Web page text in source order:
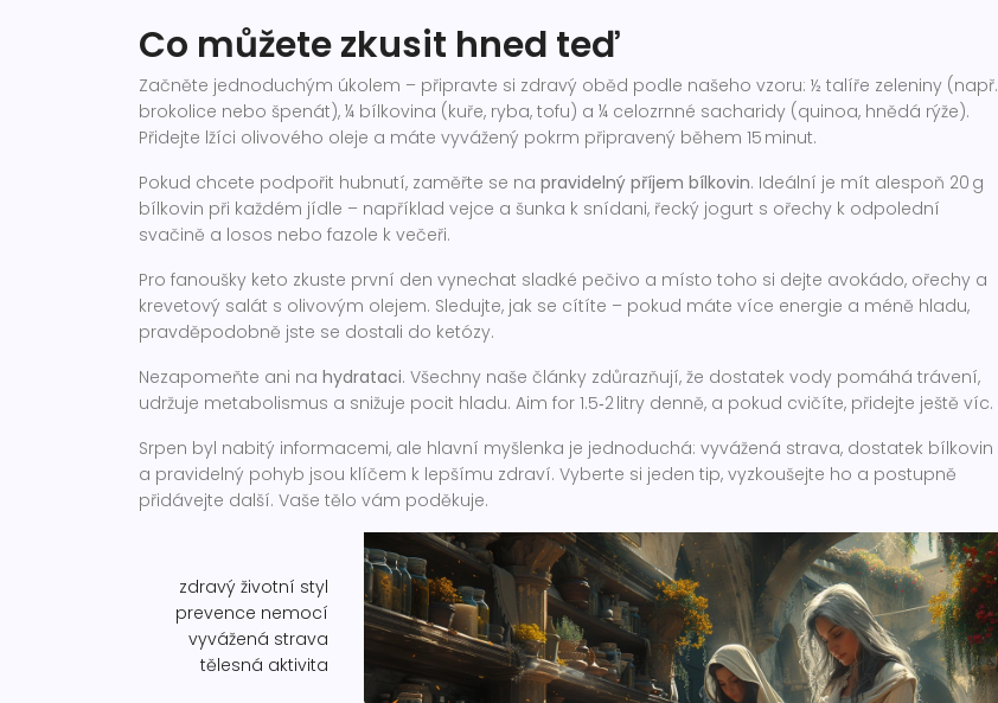
Co můžete zkusit hned teď
Začněte jednoduchým úkolem – připravte si zdravý oběd podle našeho vzoru: ½ talíře zeleniny (např.
brokolice nebo špenát), ¼ bílkovina (kuře, ryba, tofu) a ¼ celozrnné sacharidy (quinoa, hnědá rýže).
Přidejte lžíci olivového oleje a máte vyvážený pokrm připravený během 15 minut.
Pokud chcete podpořit hubnutí, zaměřte se na pravidelný příjem bílkovin. Ideální je mít alespoň 20 g
bílkovin při každém jídle – například vejce a šunka k snídani, řecký jogurt s ořechy k odpolední
svačině a losos nebo fazole k večeři.
Pro fanoušky keto zkuste první den vynechat sladké pečivo a místo toho si dejte avokádo, ořechy a
krevetový salát s olivovým olejem. Sledujte, jak se cítíte – pokud máte více energie a méně hladu,
pravděpodobně jste se dostali do ketózy.
Nezapomeňte ani na hydrataci. Všechny naše články zdůrazňují, že dostatek vody pomáhá trávení,
udržuje metabolismus a snižuje pocit hladu. Aim for 1.5‑2 litry denně, a pokud cvičíte, přidejte ještě víc.
Srpen byl nabitý informacemi, ale hlavní myšlenka je jednoduchá: vyvážená strava, dostatek bílkovin
a pravidelný pohyb jsou klíčem k lepšímu zdraví. Vyberte si jeden tip, vyzkoušejte ho a postupně
přidávejte další. Vaše tělo vám poděkuje.
zdravý životní styl
prevence nemocí
vyvážená strava
tělesná aktivita